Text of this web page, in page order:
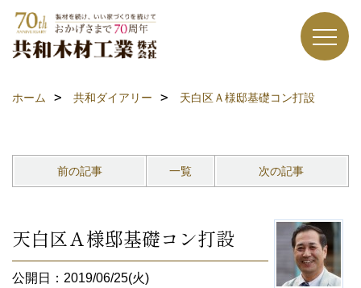
ホーム 共和ダイアリー 天白区Ａ様邸基礎コン打設
前の記事 一覧 次の記事
天白区Ａ様邸基礎コン打設
公開日：2019/06/25(火)